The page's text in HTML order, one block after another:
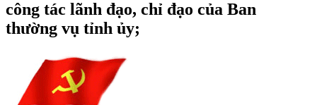
công tác lãnh đạo, chỉ đạo của Ban
thường vụ tỉnh ủy;